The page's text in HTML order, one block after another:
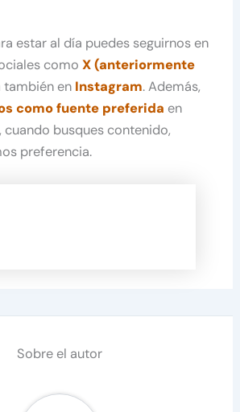
estar al día puedes seguirnos en
comoX (anteriormente
también en Instagram. Además,
como fuente preferida en
cuando busques contenido,
preferencia.
Sobre el autor